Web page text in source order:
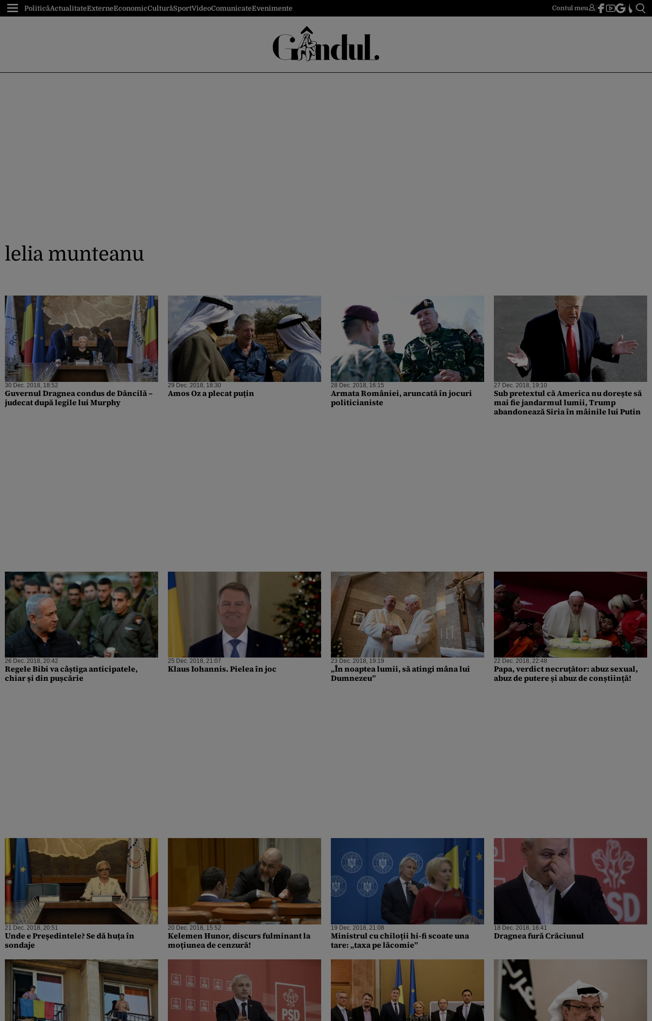
PoliticăActualitateExterneEconomicCulturăSportVideoComunicateEvenimente Contul meu
lelia munteanu
30 Dec. 2018, 18:52
Guvernul Dragnea condus de Dăncilă –
judecat după legile lui Murphy
29 Dec. 2018, 18:30
Amos Oz a plecat puțin
28 Dec. 2018, 16:15
Armata României, aruncată în jocuri
politicianiste
27 Dec. 2018, 19:10
Sub pretextul că America nu dorește să
mai fie jandarmul lumii, Trump
abandonează Siria în mâinile lui Putin
26 Dec. 2018, 20:42
Regele Bibi va câștiga anticipatele,
chiar și din pușcărie
25 Dec. 2018, 21:07
Klaus Iohannis. Pielea în joc
23 Dec. 2018, 19:19
„În noaptea lumii, să atingi mâna lui
Dumnezeu”
22 Dec. 2018, 22:48
Papa, verdict necruțător: abuz sexual,
abuz de putere și abuz de conștiință!
21 Dec. 2018, 20:51
Unde e Președintele? Se dă huța în
sondaje
20 Dec. 2018, 15:52
Kelemen Hunor, discurs fulminant la
moțiunea de cenzură!
19 Dec. 2018, 21:08
Ministrul cu chiloții hi-fi scoate una
tare: „taxa pe lăcomie”
18 Dec. 2018, 16:41
Dragnea fură Crăciunul